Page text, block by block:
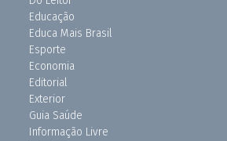
Educação
Educa Mais Brasil
Esporte
Economia
Editorial
Exterior
Guia Saúde
Informação Livre